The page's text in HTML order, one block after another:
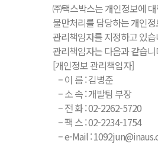
㈜택스박스는 개인정보에
불만처리를 담당하는 개인정
관리책임자를 지정하고 있
관리책임자는 다음과 같습니
[개인정보 관리책임자]
– 이 름 : 김병준
– 소 속 : 개발팀 부장
– 전 화 : 02-2262-5720
– 팩 스 : 02-2234-1754
– e-Mail :